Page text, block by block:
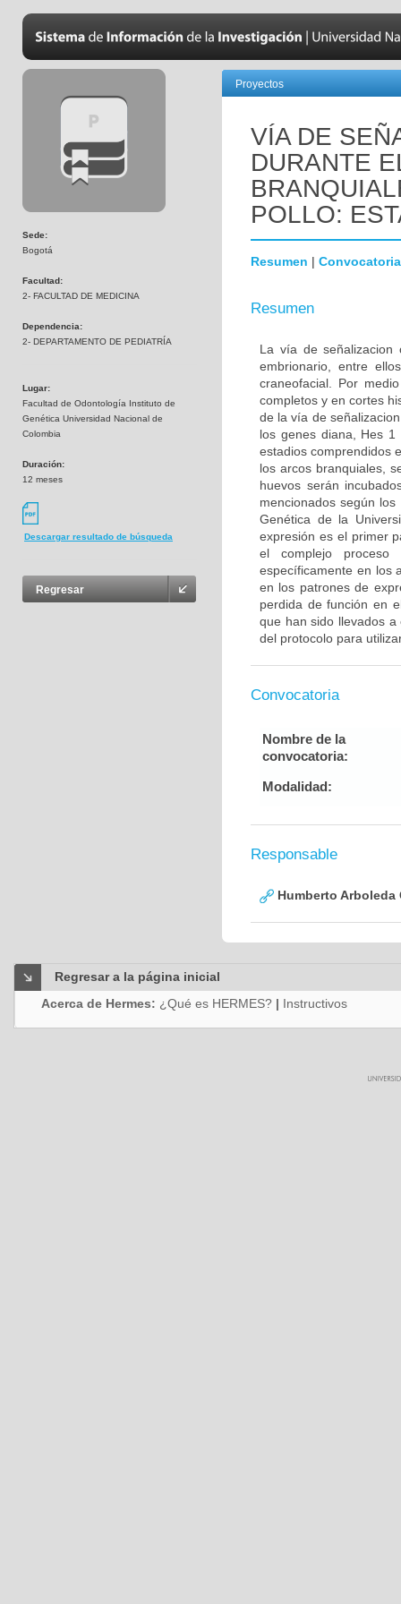
Sede:
Bogotá
Facultad:
2- FACULTAD DE MEDICINA
Dependencia:
2- DEPARTAMENTO DE PEDIATRÍA
Lugar:
Facultad de Odontología Instituto de
Genética Universidad Nacional de
Colombia
Duración:
12 meses
Descargar resultado de búsqueda
Regresar
Proyectos
VÍA DE
DURANTE
POLLO:
Resumen | Convocatoria
Resumen
La vía de señalizacion
embrionario, entre
craneofacial. Por
completos y en cortes
de la vía de
los genes diana, Hes
estadios comprendidos
los arcos branquiales,
huevos serán
mencionados según
Genética de la
expresión es el primer
el complejo proceso
específicamente en los
en los patrones de
perdida de función en
que han sido llevados
del protocolo para
Convocatoria
Nombre de la
convocatoria:
Modalidad:
Responsable
Humberto Arboleda
Regresar a la página inicial
Acerca de Hermes: ¿Qué es HERMES? | Instructivos